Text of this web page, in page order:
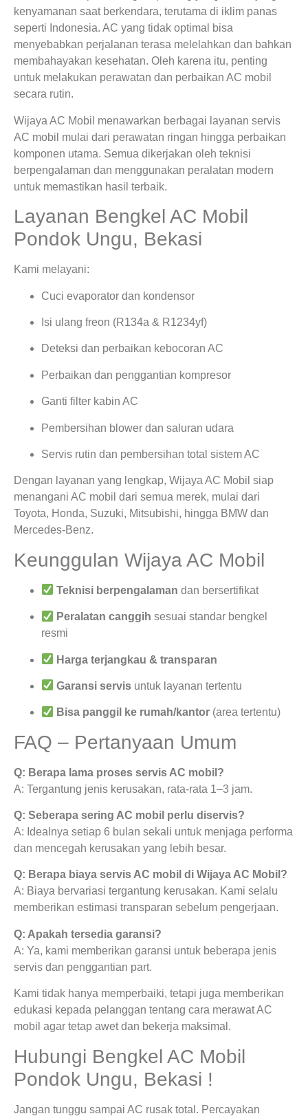
kenyamanan saat berkendara, terutama di iklim panas
seperti Indonesia. AC yang tidak optimal bisa
menyebabkan perjalanan terasa melelahkan dan bahkan
membahayakan kesehatan. Oleh karena itu, penting
untuk melakukan perawatan dan perbaikan AC mobil
secara rutin.
Wijaya AC Mobil menawarkan berbagai layanan servis
AC mobil mulai dari perawatan ringan hingga perbaikan
komponen utama. Semua dikerjakan oleh teknisi
berpengalaman dan menggunakan peralatan modern
untuk memastikan hasil terbaik.
Layanan Bengkel AC Mobil
Pondok Ungu, Bekasi
Kami melayani:
Cuci evaporator dan kondensor
Isi ulang freon (R134a & R1234yf)
Deteksi dan perbaikan kebocoran AC
Perbaikan dan penggantian kompresor
Ganti filter kabin AC
Pembersihan blower dan saluran udara
Servis rutin dan pembersihan total sistem AC
Dengan layanan yang lengkap, Wijaya AC Mobil siap
menangani AC mobil dari semua merek, mulai dari
Toyota, Honda, Suzuki, Mitsubishi, hingga BMW dan
Mercedes-Benz.
Keunggulan Wijaya AC Mobil
Teknisi berpengalaman dan bersertifikat
Peralatan canggih sesuai standar bengkel
resmi
Harga terjangkau & transparan
Garansi servis untuk layanan tertentu
Bisa panggil ke rumah/kantor (area tertentu)
FAQ – Pertanyaan Umum
Q: Berapa lama proses servis AC mobil?
A: Tergantung jenis kerusakan, rata-rata 1–3 jam.
Q: Seberapa sering AC mobil perlu diservis?
A: Idealnya setiap 6 bulan sekali untuk menjaga performa
dan mencegah kerusakan yang lebih besar.
Q: Berapa biaya servis AC mobil di Wijaya AC Mobil?
A: Biaya bervariasi tergantung kerusakan. Kami selalu
memberikan estimasi transparan sebelum pengerjaan.
Q: Apakah tersedia garansi?
A: Ya, kami memberikan garansi untuk beberapa jenis
servis dan penggantian part.
Kami tidak hanya memperbaiki, tetapi juga memberikan
edukasi kepada pelanggan tentang cara merawat AC
mobil agar tetap awet dan bekerja maksimal.
Hubungi Bengkel AC Mobil
Pondok Ungu, Bekasi !
Jangan tunggu sampai AC rusak total. Percayakan